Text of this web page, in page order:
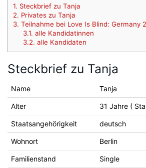
1. Steckbrief zu Tanja
2. Privates zu Tanja
3. Teilnahme bei Love Is Blind: Germany
3.1. alle Kandidatinnen
3.2. alle Kandidaten
Steckbrief zu Tanja
Name Tanja
Alter 31 Jahre (
Staatsangehörigkeit deutsch
Wohnort Berlin
Familienstand Single